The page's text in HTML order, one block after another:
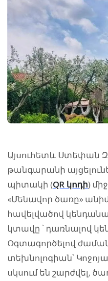
Այսուհետև Ստեփան
թանգարանի
պիտակի (QR կոդի)
«Մենավոր ծառը»
հավելվածով
կտավը ՝ դառնալով
Օգտագործելով
տեխնոլոգիան՝
սկսում են շարժվել,